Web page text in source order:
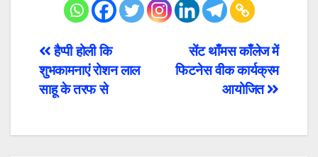
Post
navigation
सेंट थाँमस काँलेज में
फिटनेस वीक कार्यक्रम
आयोजित
हैप्पी होली कि
शुभकामनाएं रोशन लाल
साहू के तरफ से